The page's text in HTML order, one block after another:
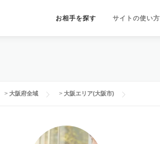
お相手を探す サイトの使い方
> 大阪府全域 > 大阪エリア(大阪市)